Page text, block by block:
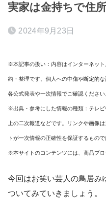
実家は金持ちで住
2024年9月23日
※本記事の扱い：内容はインターネッ
約・整理です。個人への中傷や断定的
各公式発表や一次情報でご確認ください
※出典・参考にした情報の種類：テレ
上の二次報道などです。リンクや画像
トが一次情報の正確性を保証するもので
※本サイトのコンテンツには、商品プロ
今回はお笑い芸人の鳥居
ついてみていきましょう。